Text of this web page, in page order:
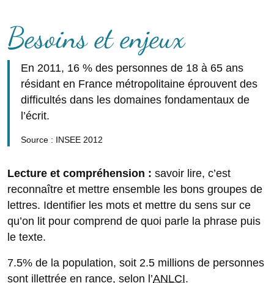
Besoins et enjeux
En 2011, 16 % des personnes de 18 à 65 ans
résidant en France métropolitaine éprouvent des
difficultés dans les domaines fondamentaux de
l’écrit.
Source : INSEE 2012
Lecture et compréhension : savoir lire, c’est
reconnaître et mettre ensemble les bons groupes de
lettres. Identifier les mots et mettre du sens sur ce
qu’on lit pour comprend de quoi parle la phrase puis
le texte.
7.5% de la population, soit 2.5 millions de personnes
sont illettrée en rance, selon l’ANLCI.